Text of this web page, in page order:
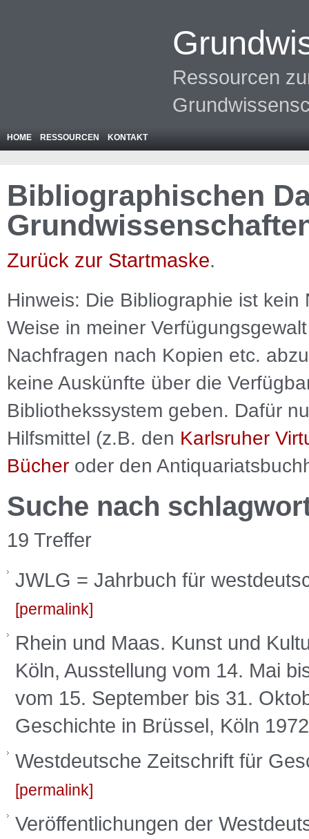
Ressourcen
HOME RESSOURCEN KONTAKT
Bibliographischen
Zurück zur Startmaske.
Hinweis: Die Bibliographie ist kein
Weise in meiner
Nachfragen nach Kopien etc.
keine Auskünfte über die
Bibliothekssystem geben. Dafür
Hilfsmittel (z.B. den Karlsruher
Bücher oder den
Suche nach
19 Treffer
JWLG = Jahrbuch für
permalink
Rhein und Maas. Kunst und
Köln, Ausstellung vom 14. Mai
vom 15. September bis 31.
Geschichte in Brüssel, Köln
Westdeutsche Zeitschrift für
permalink
Veröffentlichungen der